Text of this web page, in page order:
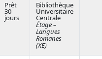
Prêt
30
jours
Bibliothèque
Universitaire
Centrale
Étage –
Langues
Romanes
(XE)